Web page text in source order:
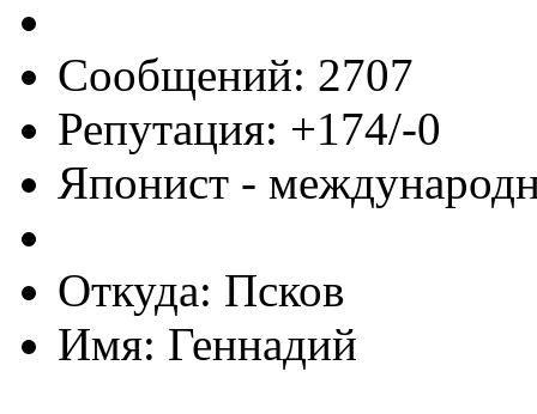
Сообщений: 2707
Репутация: +174/-0
Японист -
Откуда: Псков
Имя: Геннадий